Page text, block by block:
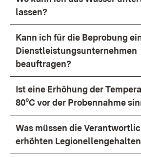
lassen?
Kann ich für die Beprobung
Dienstleistungsunternehmen
beauftragen?
Ist eine Erhöhung der
80°C vor der Probennahme
Was müssen die
erhöhten